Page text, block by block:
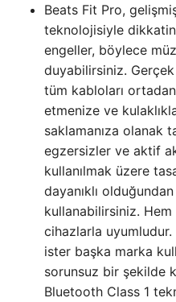
Beats Fit Pro,
teknolojisiyle
engeller, böylece
duyabilirsiniz.
tüm kabloları
etmenize ve
saklamanıza olanak
egzersizler ve aktif
kullanılmak üzere
dayanıklı
kullanabilirsiniz.
cihazlarla
ister başka marka
sorunsuz bir şekilde
Bluetooth Class 1